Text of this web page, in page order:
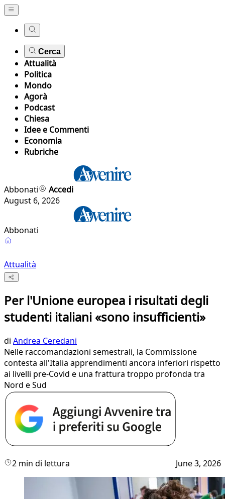
Cerca
Attualità
Politica
Mondo
Agorà
Podcast
Chiesa
Idee e Commenti
Economia
Rubriche
Abbonati
Accedi
August 6, 2026
Abbonati
Attualità
Per l'Unione europea i risultati degli
studenti italiani «sono insufficienti»
di Andrea Ceredani
Nelle raccomandazioni semestrali, la Commissione
contesta all'Italia apprendimenti ancora inferiori rispetto
ai livelli pre-Covid e una frattura troppo profonda tra
Nord e Sud
2 min di lettura June 3, 2026